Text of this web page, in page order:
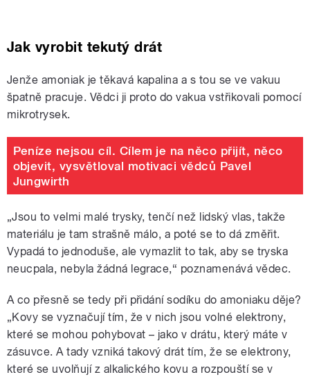
Jak vyrobit tekutý drát
Jenže amoniak je těkavá kapalina a s tou se ve vakuu
špatně pracuje. Vědci ji proto do vakua vstřikovali pomocí
mikrotrysek.
Peníze nejsou cíl. Cílem je na něco přijít, něco
objevit, vysvětloval motivaci vědců Pavel
Jungwirth
„Jsou to velmi malé trysky, tenčí než lidský vlas, takže
materiálu je tam strašně málo, a poté se to dá změřit.
Vypadá to jednoduše, ale vymazlit to tak, aby se tryska
neucpala, nebyla žádná legrace,“ poznamenává vědec.
A co přesně se tedy při přidání sodíku do amoniaku děje?
„Kovy se vyznačují tím, že v nich jsou volné elektrony,
které se mohou pohybovat – jako v drátu, který máte v
zásuvce. A tady vzniká takový drát tím, že se elektrony,
které se uvolňují z alkalického kovu a rozpouští se v